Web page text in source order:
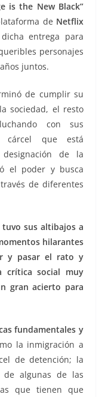
is the New Black”
de Netflix
entrega para
personajes
juntos.
de cumplir su
sociedad, el resto
con sus
cárcel que está
de la
el poder y busca
de diferentes
tuvo sus altibajos a
hilarantes
y pasar el rato y
crítica social muy
gran acierto para
fundamentales y
la inmigración a
de detención; la
de algunas de las
que tienen que